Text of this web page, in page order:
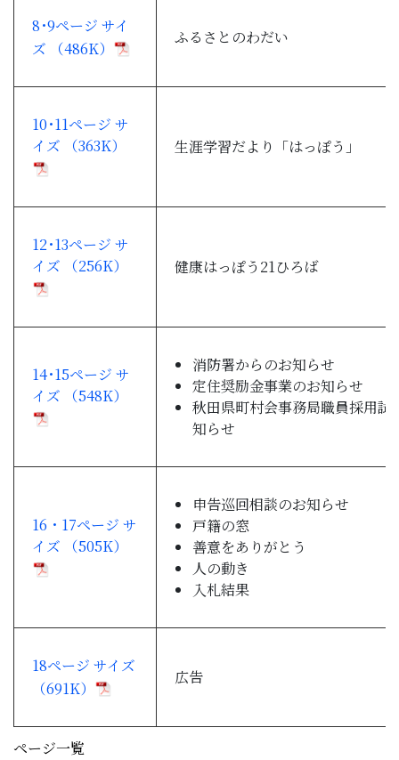
ページ一覧
8･9ページ サイ
ズ （486K）
ふるさとのわだい
10･11ページ サ
イズ （363K）
生涯学習だより「はっぽう」
12･13ページ サ
イズ （256K）
健康はっぽう21ひろば
14･15ページ サ
イズ （548K）
消防署からのお知らせ
定住奨励金事業のお知らせ
秋田県町村会事務局職員採用試
知らせ
16・17ページ サ
イズ （505K）
申告巡回相談のお知らせ
戸籍の窓
善意をありがとう
人の動き
入札結果
18ページ サイズ
（691K）
広告